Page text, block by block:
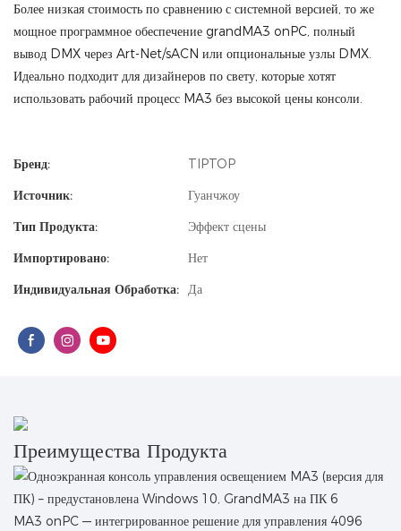
Более низкая стоимость по сравнению с системной версией, то же
мощное программное обеспечение grandMA3 onPC, полный
вывод DMX через Art-Net/sACN или опциональные узлы DMX.
Идеально подходит для дизайнеров по свету, которые хотят
использовать рабочий процесс MA3 без высокой цены консоли.
Бренд:
TIPTOP
Источник:
Гуанчжоу
Тип Продукта:
Эффект сцены
Импортировано:
Нет
Индивидуальная Обработка: Да
Преимущества Продукта
MA3 onPC — интегрированное решение для управления 4096